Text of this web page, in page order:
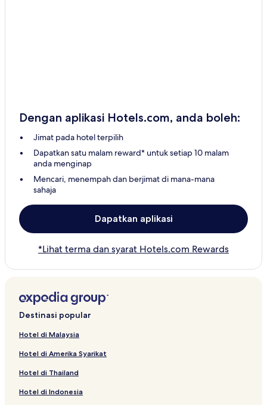
Dengan aplikasi Hotels.com, anda boleh:
Jimat pada hotel terpilih
Dapatkan satu malam reward* untuk setiap 10 malam
anda menginap
Mencari, menempah dan berjimat di mana-mana
sahaja
Dapatkan aplikasi
*Lihat terma dan syarat Hotels.com Rewards
Destinasi popular
Hotel di Malaysia
Hotel di Amerika Syarikat
Hotel di Thailand
Hotel di Indonesia